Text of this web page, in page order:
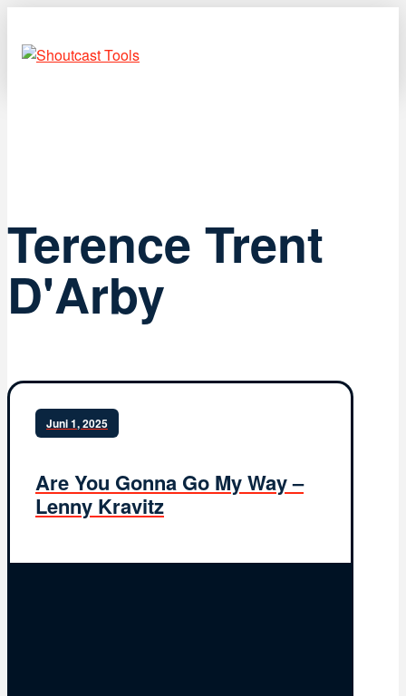
Terence Trent
D'Arby
Juni 1, 2025
Are You Gonna Go My Way –
Lenny Kravitz